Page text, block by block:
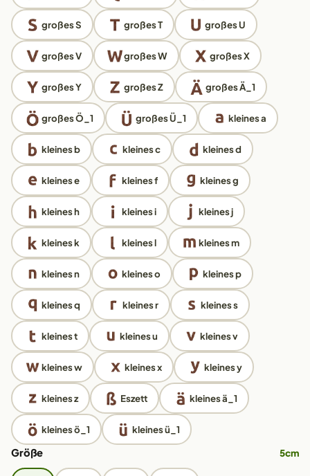
großes S großes T großes U
großes V großes W großes X
großes Y großes Z großes Ä_1
großes Ö_1 großes Ü_1 kleines a
kleines b kleines c kleines d
kleines e kleines f kleines g
kleines h kleines i kleines j
kleines k kleines l kleines m
kleines n kleines o kleines p
kleines q kleines r kleines s
kleines t kleines u kleines v
kleines w kleines x kleines y
kleines z Eszett kleines ä_1
kleines ö_1 kleines ü_1
Größe 5cm